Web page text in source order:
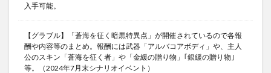
入手可能。
【グラブル】「蒼海を征く暗黒特異点」が開催されているので各報
酬や内容等のまとめ。報酬には武器「アルバコアボディ」や、主人
公のスキン「蒼海を征く者」や「金緩の贈り物」｢銀緩の贈り物｣
等。（2024年7月末シナリオイベント）